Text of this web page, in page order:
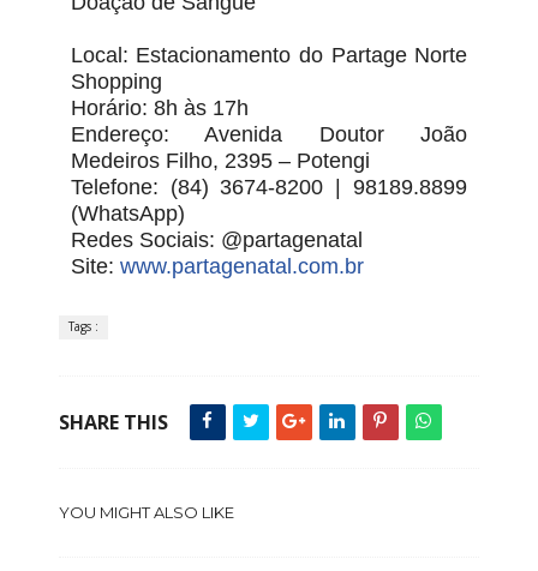
Local: Estacionamento do Partage Norte
Shopping
Horário: 8h às 17h
Endereço: Avenida Doutor João
Medeiros Filho, 2395 – Potengi
Telefone: (84) 3674-8200 | 98189.8899
(WhatsApp)
Redes Sociais: @partagenatal
Site: www.partagenatal.com.br
Tags :
SHARE THIS
YOU MIGHT ALSO LIKE